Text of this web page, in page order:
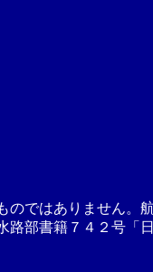
のではありません。
路部書籍７４２号「